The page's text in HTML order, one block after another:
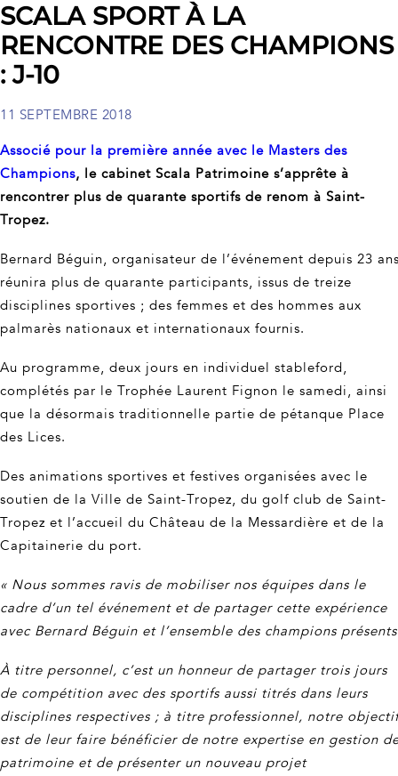
SCALA SPORT À LA
RENCONTRE DES CHAMPIONS
: J-10
11 SEPTEMBRE 2018
Associé pour la première année avec le Masters des
Champions, le cabinet Scala Patrimoine s’apprête à
rencontrer plus de quarante sportifs de renom à Saint-
Tropez.
Bernard Béguin, organisateur de l’événement depuis 23
réunira plus de quarante participants, issus de treize
disciplines sportives ; des femmes et des hommes aux
palmarès nationaux et internationaux fournis.
Au programme, deux jours en individuel stableford,
complétés par le Trophée Laurent Fignon le samedi, ainsi
que la désormais traditionnelle partie de pétanque Place
des Lices.
Des animations sportives et festives organisées avec le
soutien de la Ville de Saint-Tropez, du golf club de Saint-
Tropez et l’accueil du Château de la Messardière et de la
Capitainerie du port.
« Nous sommes ravis de mobiliser nos équipes dans le
cadre d’un tel événement et de partager cette expérience
avec Bernard Béguin et l’ensemble des champions
À titre personnel, c’est un honneur de partager trois jours
de compétition avec des sportifs aussi titrés dans leurs
disciplines respectives ; à titre professionnel, notre objectif
est de leur faire bénéficier de notre expertise en gestion
patrimoine et de présenter un nouveau projet